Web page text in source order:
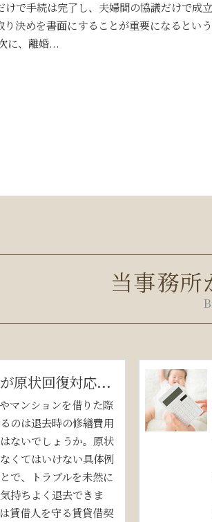
で手続は完了し、夫婦間の協議だけで成
り決めを書面にすることが重要になるとい
に、離婚...
当事務所
原状回復対応...
マンションを借りた際
のは退去時の修繕費用
ないでしょうか。原状
くてはいけない具体例
で、トラブルを未然に
持ちよく退去できま
賃借人を守る賃貸借契